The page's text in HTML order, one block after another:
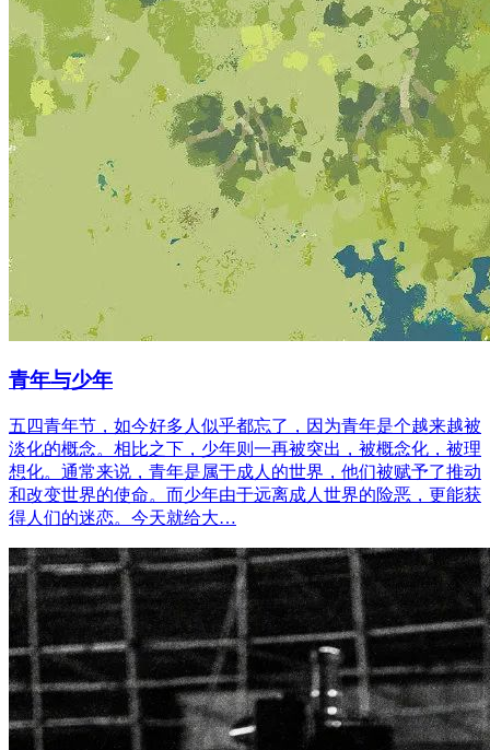
青年与少年
五四青年节，如今好多人似乎都忘了，因为青年是个越来越被
淡化的概念。相比之下，少年则一再被突出，被概念化，被理
想化。通常来说，青年是属于成人的世界，他们被赋予了推动
和改变世界的使命。而少年由于远离成人世界的险恶，更能获
得人们的迷恋。今天就给大…